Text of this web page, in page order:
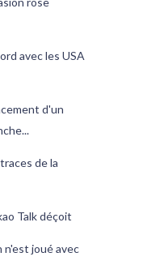
avec les USA
d'un
de la
Talk déçoit
n'est joué avec